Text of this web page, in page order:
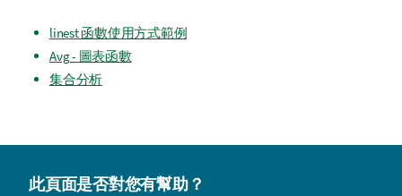
linest 函數使用方式範例
Avg - 圖表函數
集合分析
此頁面是否對您有幫助？